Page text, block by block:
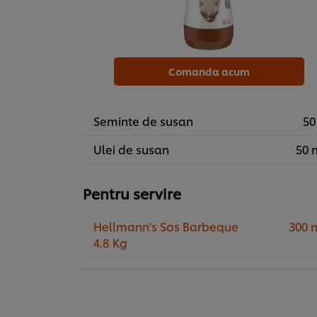
Comanda acum
Seminte de susan
Ulei de susan
50
Pentru servire
Hellmann's Sos Barbeque
4.8 Kg
300